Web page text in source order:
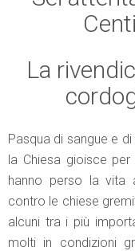
La
Pasqua di sangue e
la Chiesa gioisce
hanno perso la vita
contro le chiese
alcuni tra i più
molti in condizioni